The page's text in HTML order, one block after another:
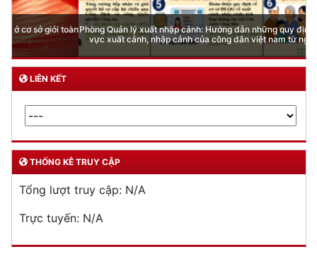
Phòng Quản lý xuất nhập cảnh: Hướng dẫn những quy định mới trong lĩnh
vực xuất cảnh, nhập cảnh của công dân việt nam từ ngày 01/7/2026
LIÊN KẾT
THỐNG KÊ TRUY CẬP
Tổng lượt truy cập: N/A
Trực tuyến: N/A